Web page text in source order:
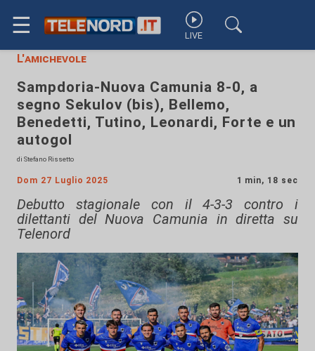
☰ LIVE
L'amichevole
Sampdoria-Nuova Camunia 8-0, a
segno Sekulov (bis), Bellemo,
Benedetti, Tutino, Leonardi, Forte e un
autogol
di Stefano Rissetto
Dom 27 Luglio 2025 1 min, 18 sec
Debutto stagionale con il 4-3-3 contro i
dilettanti del Nuova Camunia in diretta su
Telenord